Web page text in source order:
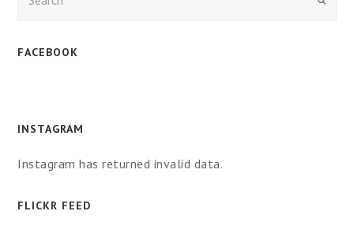
FACEBOOK
INSTAGRAM
Instagram has returned invalid data.
FLICKR FEED